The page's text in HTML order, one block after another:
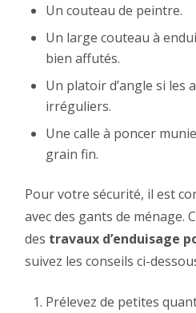
Un couteau de peintre.
Un large couteau à
bien affutés.
Un platoir d’angle si les
irréguliers.
Une calle à poncer
grain fin.
Pour votre sécurité, il est
avec des gants de ménage.
des travaux d’enduisage
suivez les conseils ci-
Prélevez de petites